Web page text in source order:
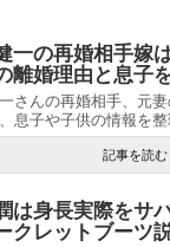
一の再婚相手嫁
離婚理由と息子
さんの再婚相手、元
息子や子供の情報を整
記事を読む
は身長実際をサ
クレットブーツ